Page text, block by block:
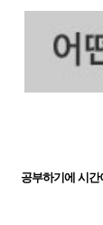
공부하기에 시